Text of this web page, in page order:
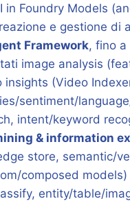
in Foundry Models
e gestione di
Framework, fino
image analysis
insights (Video
sentiment/
intent/keyword
& information
store, semantic/
composed models)
entity/table/